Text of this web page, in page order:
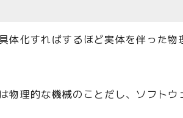
体化すればするほど実体を伴った物
物理的な機械のことだし、ソフトウ